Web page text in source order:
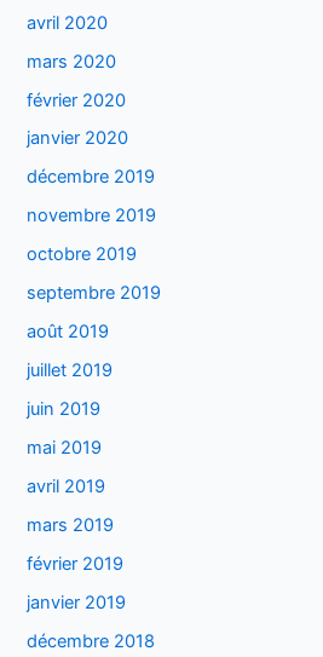
avril 2020
mars 2020
février 2020
janvier 2020
décembre 2019
novembre 2019
octobre 2019
septembre 2019
août 2019
juillet 2019
juin 2019
mai 2019
avril 2019
mars 2019
février 2019
janvier 2019
décembre 2018